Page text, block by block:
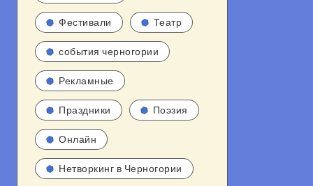
Фестивали Театр
события черногории
Рекламные
Праздники Поэзия
Онлайн
Нетворкинг в Черногории